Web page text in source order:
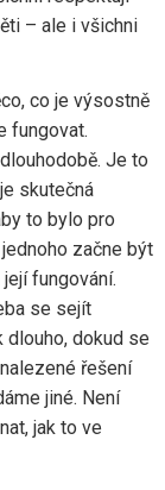
– ale i všichni
co je výsostně
fungovat.
Je to
skutečná
to bylo pro
začne být
fungování.
se sejít
dlouho, dokud se
řešení
jiné. Není
jak to ve